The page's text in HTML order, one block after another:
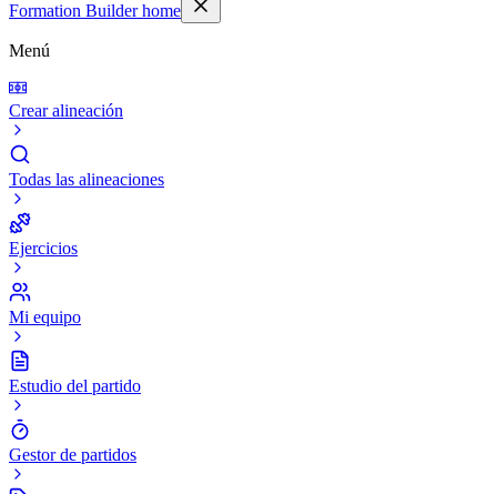
Formation Builder home
Menú
Crear alineación
Todas las alineaciones
Ejercicios
Mi equipo
Estudio del partido
Gestor de partidos